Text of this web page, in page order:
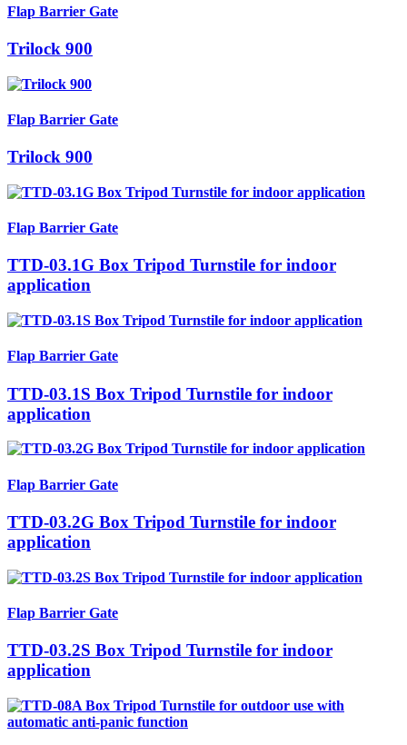
Flap Barrier Gate
Trilock 900
Flap Barrier Gate
Trilock 900
Flap Barrier Gate
TTD-03.1G Box Tripod Turnstile for indoor
application
Flap Barrier Gate
TTD-03.1S Box Tripod Turnstile for indoor
application
Flap Barrier Gate
TTD-03.2G Box Tripod Turnstile for indoor
application
Flap Barrier Gate
TTD-03.2S Box Tripod Turnstile for indoor
application